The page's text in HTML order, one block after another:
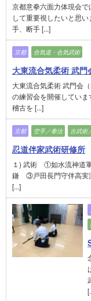
京都意拳六面力体現会
して重要視したいと思
手、断手 [...]
京都 合気道・合気武術
大東流合気柔術 武
大東流合気柔術 武門会
の練習会を開催してい
稽古を [...]
京都 空手／拳法 古武術
忍道伴家武術研修所
１) 武術 ①如水流神道
鎌 ③戸田長門守伴高実
[...]